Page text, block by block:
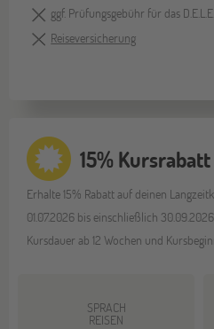
ggf. Prüfungsgebühr für das
Reiseversicherung
15% Kursrabatt
Erhalte 15% Rabatt auf deinen
01.07.2026 bis einschließlich
Kursdauer ab 12 Wochen und
SPRACH
REISEN